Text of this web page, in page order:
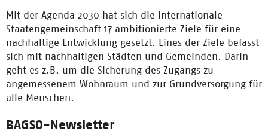
Mit der Agenda 2030 hat sich die internationale
Staatengemeinschaft 17 ambitionierte Ziele für eine
nachhaltige Entwicklung gesetzt. Eines der Ziele befasst
sich mit nachhaltigen Städten und Gemeinden. Darin
geht es z.B. um die Sicherung des Zugangs zu
angemessenem Wohnraum und zur Grundversorgung für
alle Menschen.
BAGSO-Newsletter